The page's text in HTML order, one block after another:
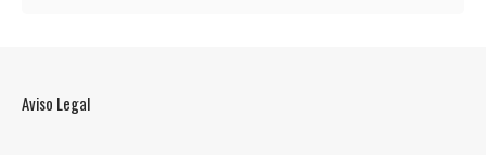
Aviso Legal